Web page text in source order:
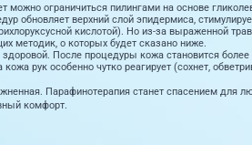
ограничиться пилингами на основе
обновляет верхний слой эпидермиса,
кислотой). Но из-за выраженной
методик, о которых будет сказано ниже.
После процедуры кожа становится более
рук особенно чутко реагирует (сохнет,
Парафинотерапия станет спасением для
комфорт.